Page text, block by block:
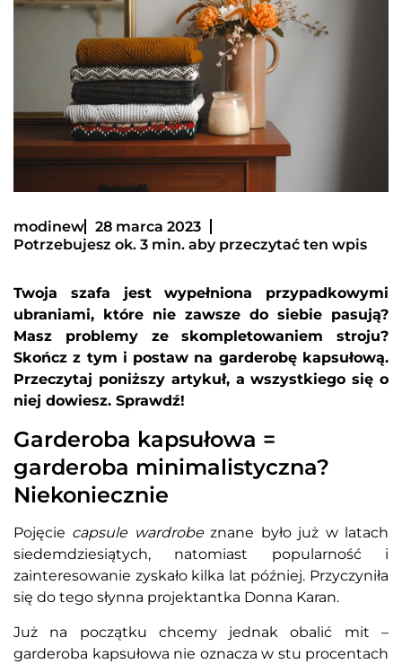
modinew
28 marca 2023
Potrzebujesz ok. 3 min. aby przeczytać ten wpis
Twoja szafa jest wypełniona przypadkowymi
ubraniami, które nie zawsze do siebie pasują?
Masz problemy ze skompletowaniem stroju?
Skończ z tym i postaw na garderobę kapsułową.
Przeczytaj poniższy artykuł, a wszystkiego się o
niej dowiesz. Sprawdź!
Garderoba kapsułowa =
garderoba minimalistyczna?
Niekoniecznie
Pojęcie capsule wardrobeznane było już w latach
siedemdziesiątych, natomiast popularność i
zainteresowanie zyskało kilka lat później. Przyczyniła
się do tego słynna projektantka Donna Karan.
Już na początku chcemy jednak obalić mit –
garderoba kapsułowa nie oznacza w stu procentach